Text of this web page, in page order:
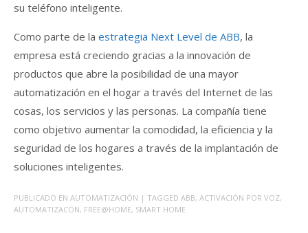
su teléfono inteligente.
Como parte de la estrategia Next Level de ABB, la
empresa está creciendo gracias a la innovación de
productos que abre la posibilidad de una mayor
automatización en el hogar a través del Internet de las
cosas, los servicios y las personas. La compañía tiene
como objetivo aumentar la comodidad, la eficiencia y la
seguridad de los hogares a través de la implantación de
soluciones inteligentes.
PUBLICADO EN AUTOMATIZACIÓN | TAGGED ABB, ACTIVACIÓN POR VOZ,
AUTOMATIZACÓN, FREE@HOME, SMART HOME